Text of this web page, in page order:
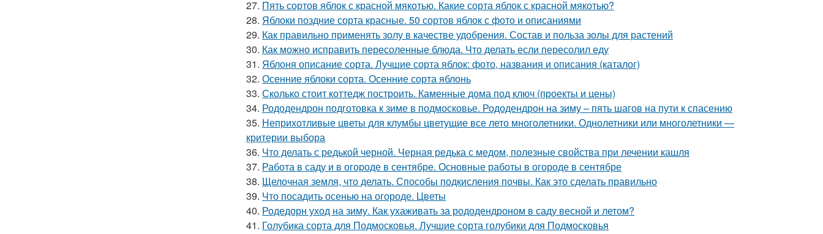
27. Пять сортов яблок с красной мякотью. Какие сорта яблок с красной мякотью?
28. Яблоки поздние сорта красные. 50 сортов яблок с фото и описаниями
29. Как правильно применять золу в качестве удобрения. Состав и польза золы для растений
30. Как можно исправить пересоленные блюда. Что делать если пересолил еду
31. Яблоня описание сорта. Лучшие сорта яблок: фото, названия и описания (каталог)
32. Осенние яблоки сорта. Осенние сорта яблонь
33. Сколько стоит коттедж построить. Каменные дома под ключ (проекты и цены)
34. Рододендрон подготовка к зиме в подмосковье. Рододендрон на зиму – пять шагов на пути к спасению
35. Неприхотливые цветы для клумбы цветущие все лето многолетники. Однолетники или многолетники —
критерии выбора
36. Что делать с редькой черной. Черная редька с медом, полезные свойства при лечении кашля
37. Работа в саду и в огороде в сентябре. Основные работы в огороде в сентябре
38. Щелочная земля, что делать. Способы подкисления почвы. Как это сделать правильно
39. Что посадить осенью на огороде. Цветы
40. Родедорн уход на зиму. Как ухаживать за рододендроном в саду весной и летом?
41. Голубика сорта для Подмосковья. Лучшие сорта голубики для Подмосковья